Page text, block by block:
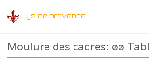
Lys de provence
Moulure des cadres: øø